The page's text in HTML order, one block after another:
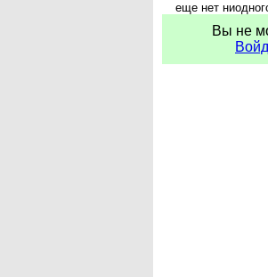
еще нет
Вы не